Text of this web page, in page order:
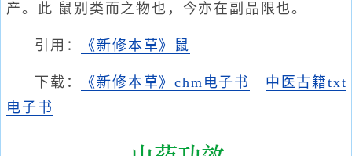
产。此 鼠别类而之物也，今亦在副品限也。
引用： 《新修本草》鼠
下载： 《新修本草》chm电子书
中医古籍txt
电子书